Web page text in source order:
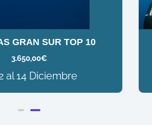
GRAN SUR TOP 10
3.650,00€
al 14 Diciembre